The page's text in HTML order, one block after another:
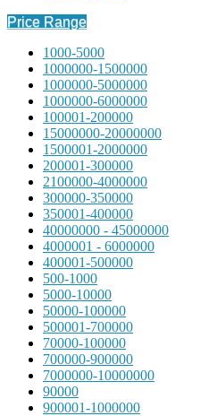
Price Range
1000-5000
1000000-1500000
1000000-5000000
1000000-6000000
100001-200000
15000000-20000000
1500001-2000000
200001-300000
2100000-4000000
300000-350000
350001-400000
40000000 - 45000000
4000001 - 6000000
400001-500000
500-1000
5000-10000
50000-100000
500001-700000
70000-100000
700000-900000
7000000-10000000
90000
900001-1000000